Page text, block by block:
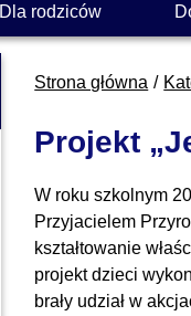
Dla rodziców
Strona główna
Projekt
W roku szkolnym
Przyjacielem
kształtowanie
projekt dzieci
brały udział w